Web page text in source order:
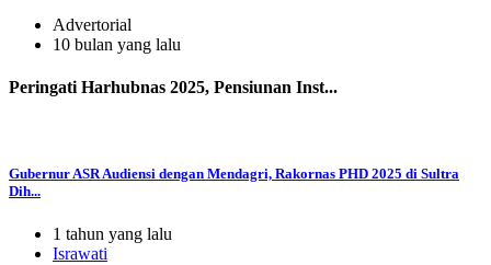
Advertorial
10 bulan yang lalu
Peringati Harhubnas 2025, Pensiunan Inst...
Gubernur ASR Audiensi dengan Mendagri, Rakornas PHD 2025 di Sultra
Dih...
1 tahun yang lalu
Israwati